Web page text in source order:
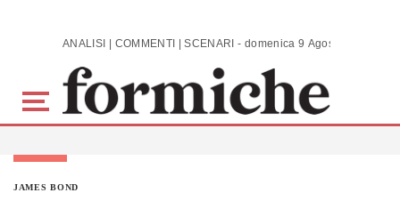
Skip to main content ANALISI | COMMENTI | SCENARI - domenica 9 Agosto 2026
JAMES BOND